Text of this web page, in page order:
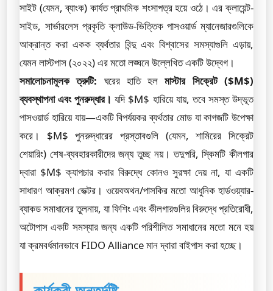
সাইট (যেমন, ব্যাংক) কার্যত প্রাথমিক শংসাপত্র হয়ে ওঠে। এর ক্লায়েন্ট-
সাইড, সার্ভারলেস প্রকৃতি ক্লাউড-ভিত্তিক পাসওয়ার্ড ম্যানেজারগুলিকে
আক্রান্ত করা একক ব্যর্থতার বিন্দু এবং বিশ্বাসের সমস্যাগুলি এড়ায়,
যেমন লাস্টপাস (২০২২) এর মতো লঙ্ঘনে উল্লেখিত একটি উদ্বেগ।
সমালোচনামূলক ত্রুটি: ঘরের হাতি হলমাস্টার সিক্রেট ($M$)
ব্যবস্থাপনা এবং পুনরুদ্ধার। যদি $M$ হারিয়ে যায়, তবে সমস্ত উদ্ভূত
পাসওয়ার্ড হারিয়ে যায়—একটি বিপর্যয়কর ব্যর্থতার মোড যা কাগজটি উপেক্ষা
করে। $M$ পুনরুদ্ধারের প্রস্তাবগুলি (যেমন, শামিরের সিক্রেট
শেয়ারিং) শেষ-ব্যবহারকারীদের জন্য তুচ্ছ নয়। তদুপরি, স্কিমটি কীলগার
দ্বারা $M$ ক্যাপচার করার বিরুদ্ধে কোনও সুরক্ষা দেয় না, যা একটি
সাধারণ আক্রমণ ভেক্টর। ওয়েবঅথন/পাসকির মতো আধুনিক হার্ডওয়্যার-
ব্যাকড সমাধানের তুলনায়, যা ফিশিং এবং কীলগারগুলির বিরুদ্ধে প্রতিরোধী,
অটোপাস একটি সমস্যার জন্য একটি পরিশীলিত সমাধানের মতো মনে হয়
যা ক্রমবর্ধমানভাবে FIDO Alliance মান দ্বারা বাইপাস করা হচ্ছে।